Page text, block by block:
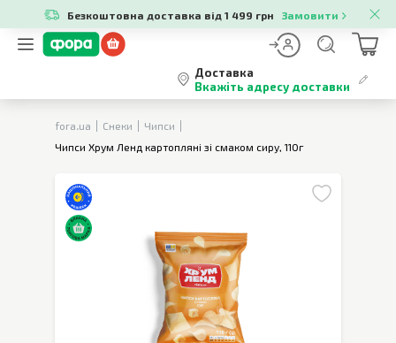
Безкоштовна доставка від 1 499 грн Замовити
Доставка
Вкажіть адресу доставки
fora.ua Снеки
Чипси
Чипси Хрум Ленд картопляні зі смаком сиру, 110г